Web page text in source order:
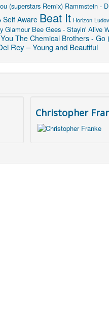
(superstars Remix) Rammstein -
Self Aware Beat It Horizon
Glamour Bee Gees - Stayin' Alive
The Chemical Brothers - Go
Rey – Young and Beautiful
Christopher